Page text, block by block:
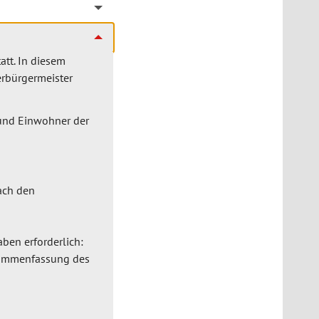
In diesem
Einwohner der
den
erforderlich:
des